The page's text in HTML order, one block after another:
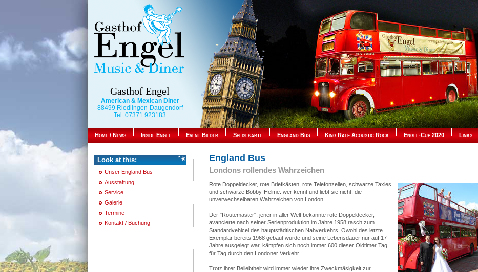
Gasthof Engel
American & Mexican Diner
88499 Riedlingen-Daugendorf
Tel: 07371 923183
Home / News Inside Engel Event Bilder Speisekarte England Bus King Ralf Acoustic Rock Engel-Cup 2020 Links
Look at this:
Unser England Bus
Ausstattung
Service
Galerie
Termine
Kontakt / Buchung
England Bus
Londons rollendes Wahrzeichen
Rote Doppeldecker, rote Briefkästen, rote Telefonzellen, schwarze Taxies
und schwarze Bobby-Helme: wer kennt und liebt sie nicht, die
unverwechselbaren Wahrzeichen von London.
Der "Routemaster", jener in aller Welt bekannte rote Doppeldecker,
avancierte nach seiner Serienproduktion im Jahre 1958 rasch zum
Standardvehicel des hauptstädtischen Nahverkehrs. Owohl des letzte
Exemplar bereits 1968 gebaut wurde und seine Lebensdauer nur auf 17
Jahre ausgelegt war, kämpfen sich noch immer 600 dieser Oldtimer Tag
für Tag durch den Londoner Verkehr.
Trotz ihrer Beliebtheit wird immer wieder ihre Zweckmäsigkeit zur